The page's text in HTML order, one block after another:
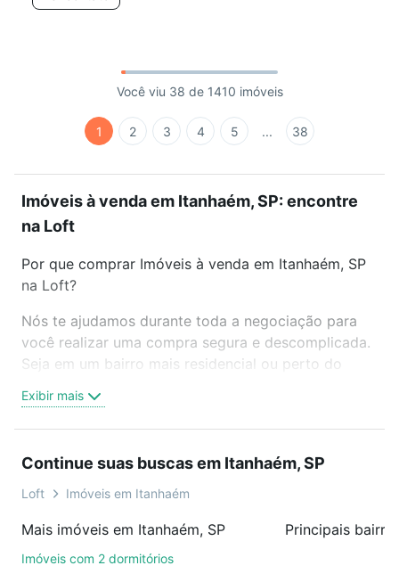
Você viu 38 de 1410 imóveis
1 2 3 4 5 ... 38
Imóveis à venda em Itanhaém, SP: encontre
na Loft
Por que comprar Imóveis à venda em Itanhaém, SP
na Loft?
Nós te ajudamos durante toda a negociação para
você realizar uma compra segura e descomplicada.
Seja em um bairro mais residencial ou perto do
oferta ideal de Imóveis à venda em Itanhaém, SP
para conquistar seu sonho. Agende uma visita
compromisso e você ainda conta com mais de 46
mil corretores e imobiliárias te ajudando na compra,
Como escolher um imóvel?
Exibir mais
Continue suas buscas em Itanhaém, SP
Loft Imóveis em Itanhaém
Mais imóveis em Itanhaém, SP
Imóveis com 2 dormitórios
Principais